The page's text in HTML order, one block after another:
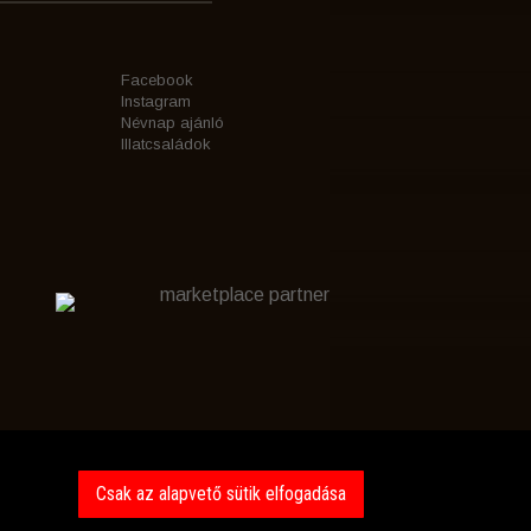
Facebook
Instagram
Névnap ajánló
Illatcsaládok
marketplace partner
Csak az alapvető sütik elfogadása